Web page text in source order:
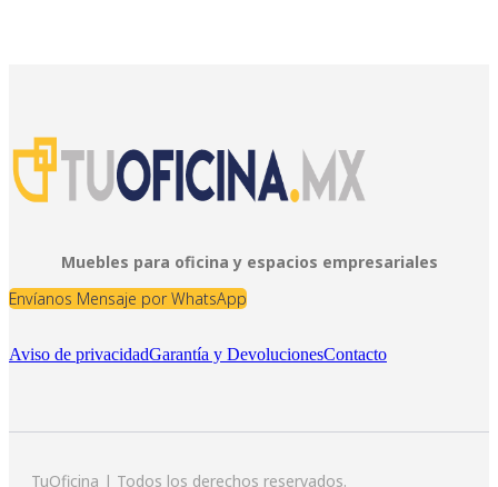
Muebles para oficina y espacios empresariales
Envíanos Mensaje por WhatsApp
Aviso de privacidadGarantía y DevolucionesContacto
TuOficina | Todos los derechos reservados.